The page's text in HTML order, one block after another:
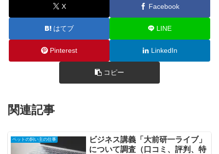
X Facebook
はてブ LINE
Pinterest LinkedIn
コピー
関連記事
ペットの飼い主の仕事
ビジネス講義「大前研一ライブ」
について調査（口コミ、評判、特